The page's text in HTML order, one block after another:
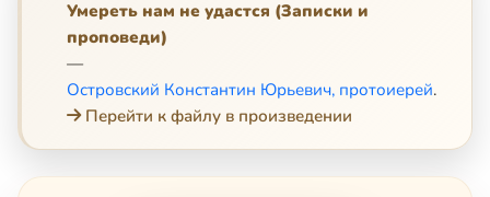
Умереть нам не удастся (Записки и
проповеди)
—
Островский Константин Юрьевич, протоиерей.
Перейти к файлу в произведении